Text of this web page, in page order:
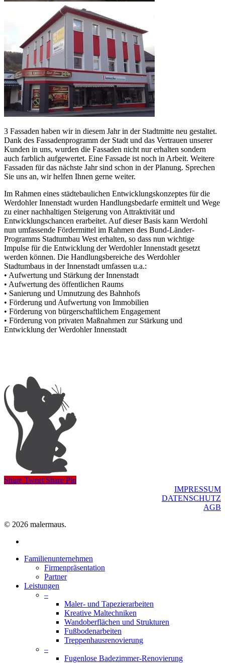
3 Fassaden haben wir in diesem Jahr in der Stadtmitte neu gestaltet.
Dank des Fassadenprogramm der Stadt und das Vertrauen unserer
Kunden in uns, wurden die Fassaden nicht nur erhalten sondern
auch farblich aufgewertet. Eine Fassade ist noch in Arbeit. Weitere
Fassaden für das nächste Jahr sind schon in der Planung. Sprechen
Sie uns an, wir helfen Ihnen gerne weiter.
Im Rahmen eines städtebaulichen Entwicklungskonzeptes für die
Werdohler Innenstadt wurden Handlungsbedarfe ermittelt und Wege
zu einer nachhaltigen Steigerung von Attraktivität und
Entwicklungschancen erarbeitet. Auf dieser Basis kann Werdohl
nun umfassende Fördermittel im Rahmen des Bund-Länder-
Programms Stadtumbau West erhalten, so dass nun wichtige
Impulse für die Entwicklung der Werdohler Innenstadt gesetzt
werden können. Die Handlungsbereiche des Werdohler
Stadtumbaus in der Innenstadt umfassen u.a.:
• Aufwertung und Stärkung der Innenstadt
• Aufwertung des öffentlichen Raums
• Sanierung und Umnutzung des Bahnhofs
• Förderung und Aufwertung von Immobilien
• Förderung von bürgerschaftlichem Engagement
• Förderung von privaten Maßnahmen zur Stärkung und
Entwicklung der Werdohler Innenstadt
Share Tweet Share Pin
IMPRESSUM
DATENSCHUTZ
AGB
© 2026 malermaus.
Close
Familienunternehmen
Firmenpräsentation
Partner
Leistungen
–
Maler- und Tapezierarbeiten
Kreative Maltechniken
Wandoberflächen und Strukturen
Fußbodenarbeiten
Treppenhausrenovierung
–
Fugenlose Badezimmer-Renovierung